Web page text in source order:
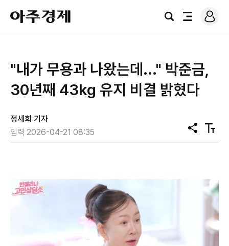
아
주
경
검
전
로
그
"내가 무용과 나왔는데..." 박준금,
30년째 43㎏ 유지 비결 밝혔다
정세희 기자
입력 2026-04-21 08:35
공
유
텍
스